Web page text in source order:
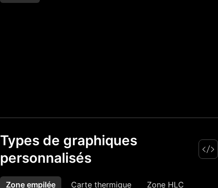
Types de graphiques
personnalisés
Zone empilée Carte thermique Zone HLC
Plus